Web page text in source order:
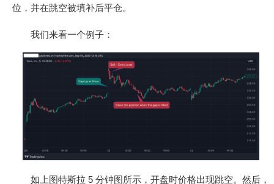
位，并在跳空被填补后平仓。
我们来看一个例子：
如上图特斯拉 5 分钟图所示，开盘时价格出现跳空。然后，